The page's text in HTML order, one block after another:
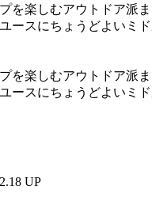
を楽しむアウトドア派
ースにちょうどよいミ
を楽しむアウトドア派
ースにちょうどよいミ
UP